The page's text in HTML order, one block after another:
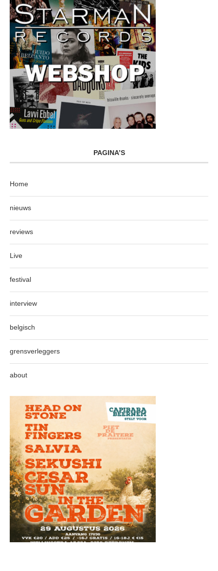
PAGINA’S
Home
nieuws
reviews
Live
festival
interview
belgisch
grensverleggers
about